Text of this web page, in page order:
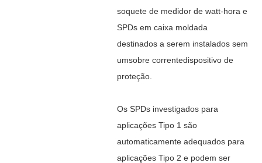
soquete de medidor de watt-hora e
SPDs em caixa moldada
destinados a serem instalados sem
umsobre correntedispositivo de
proteção.
Os SPDs investigados para
aplicações Tipo 1 são
automaticamente adequados para
aplicações Tipo 2 e podem ser